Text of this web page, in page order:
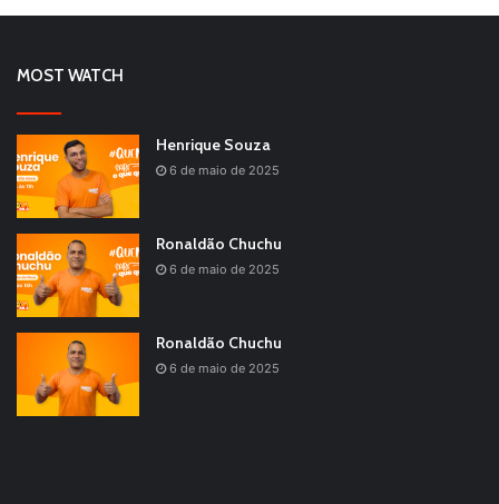
MOST WATCH
Henrique Souza
6 de maio de 2025
Ronaldão Chuchu
6 de maio de 2025
Ronaldão Chuchu
6 de maio de 2025